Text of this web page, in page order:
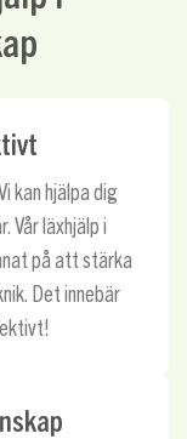
kan hjälpa dig
Vår läxhjälp i
på att stärka
Det innebär